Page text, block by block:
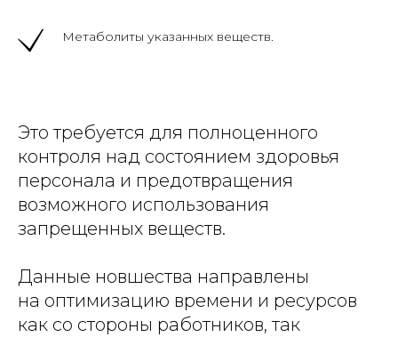
Метаболиты указанных веществ.
Это требуется для полноценного
контроля над состоянием здоровья
персонала и предотвращения
возможного использования
запрещенных веществ.
Данные новшества направлены
на оптимизацию времени и ресурсов
как со стороны работников, так